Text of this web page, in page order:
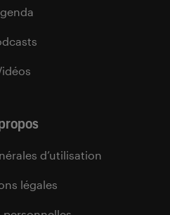
d’utilisation
légales